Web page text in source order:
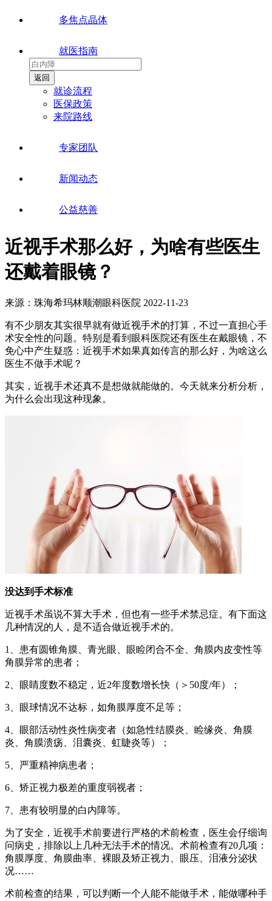
多焦点晶体
就医指南
就诊流程
医保政策
来院路线
专家团队
新闻动态
公益慈善
近视手术那么好，为啥有些医生
还戴着眼镜？
来源：珠海希玛林顺潮眼科医院 2022-11-23
有不少朋友其实很早就有做近视手术的打算，不过一直担心手
术安全性的问题。特别是看到眼科医院还有医生在戴眼镜，不
免心中产生疑惑：近视手术如果真如传言的那么好，为啥这么
医生不做手术呢？
其实，近视手术还真不是想做就能做的。今天就来分析分析，
为什么会出现这种现象。
没达到手术标准
近视手术虽说不算大手术，但也有一些手术禁忌症。有下面这
几种情况的人，是不适合做近视手术的。
1、患有圆锥角膜、青光眼、眼睑闭合不全、角膜内皮变性等
角膜异常的患者；
2、眼睛度数不稳定，近2年度数增长快（＞50度/年）；
3、眼球情况不达标，如角膜厚度不足等；
4、眼部活动性炎性病变者（如急性结膜炎、睑缘炎、角膜
炎、角膜溃疡、泪囊炎、虹睫炎等）；
5、严重精神病患者；
6、矫正视力极差的重度弱视者；
7、患有较明显的白内障等。
为了安全，近视手术前要进行严格的术前检查，医生会仔细询
问病史，排除以上几种无法手术的情况。术前检查有20几项：
角膜厚度、角膜曲率、裸眼及矫正视力、眼压、泪液分泌状
况……
术前检查的结果，可以判断一个人能不能做手术，能做哪种手